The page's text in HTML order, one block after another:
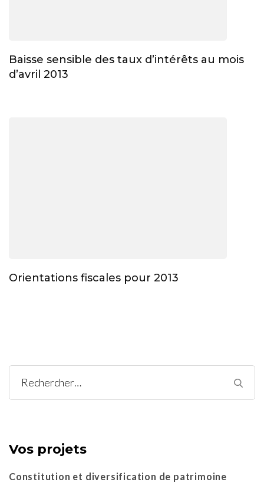
Baisse sensible des taux d’intérêts au mois
d’avril 2013
Orientations fiscales pour 2013
Rechercher :
Vos projets
Constitution et diversification de patrimoine